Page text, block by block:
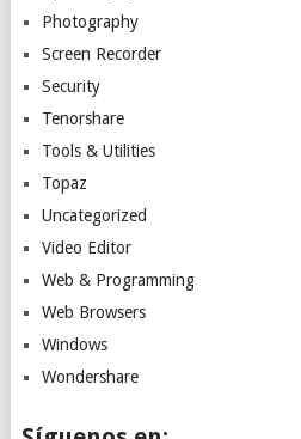
Photography
Screen Recorder
Security
Tenorshare
Tools & Utilities
Topaz
Uncategorized
Video Editor
Web & Programming
Web Browsers
Windows
Wondershare